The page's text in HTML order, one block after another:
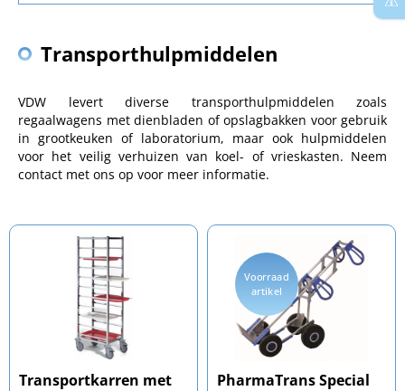
Transporthulpmiddelen
VDW levert diverse transporthulpmiddelen zoals
regaalwagens met dienbladen of opslagbakken voor gebruik
in grootkeuken of laboratorium, maar ook hulpmiddelen
voor het veilig verhuizen van koel- of vrieskasten. Neem
contact met ons op voor meer informatie.
Transportkarren met
Voorraad
artikel
PharmaTrans Special